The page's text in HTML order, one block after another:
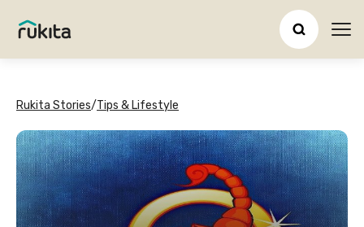
Rukita Stories/Tips & Lifestyle